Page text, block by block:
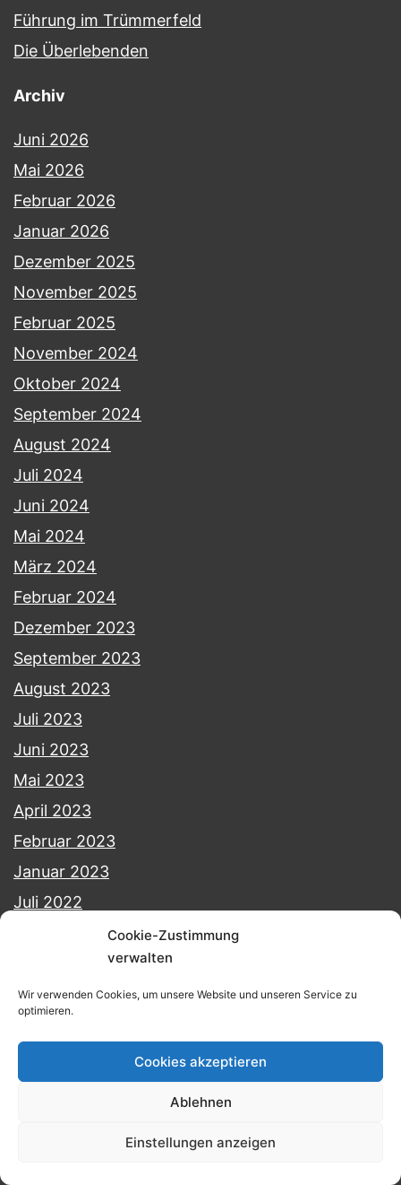
Cookie-Zustimmung
verwalten
Wir verwenden Cookies, um unsere Website und unseren Service zu
optimieren.
Cookies akzeptieren
Ablehnen
Einstellungen anzeigen
Führung im Trümmerfeld
Die Überlebenden
Archiv
Juni 2026
Mai 2026
Februar 2026
Januar 2026
Dezember 2025
November 2025
Februar 2025
November 2024
Oktober 2024
September 2024
August 2024
Juli 2024
Juni 2024
Mai 2024
März 2024
Februar 2024
Dezember 2023
September 2023
August 2023
Juli 2023
Juni 2023
Mai 2023
April 2023
Februar 2023
Januar 2023
Juli 2022
Januar 2022
November 2021
Januar 2021
November 2020
September 2020
Dezember 2018